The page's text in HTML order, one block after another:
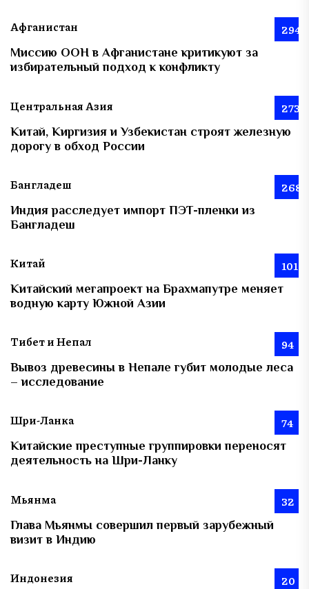
Афганистан 294
Миссию ООН в Афганистане критикуют за
избирательный подход к конфликту
Центральная Азия 273
Китай, Киргизия и Узбекистан строят железную
дорогу в обход России
Бангладеш 268
Индия расследует импорт ПЭТ-пленки из
Бангладеш
Китай 101
Китайский мегапроект на Брахмапутре меняет
водную карту Южной Азии
Тибет и Непал 94
Вывоз древесины в Непале губит молодые леса
– исследование
Шри-Ланка 74
Китайские преступные группировки переносят
деятельность на Шри-Ланку
Мьянма 32
Глава Мьянмы совершил первый зарубежный
визит в Индию
Индонезия 20